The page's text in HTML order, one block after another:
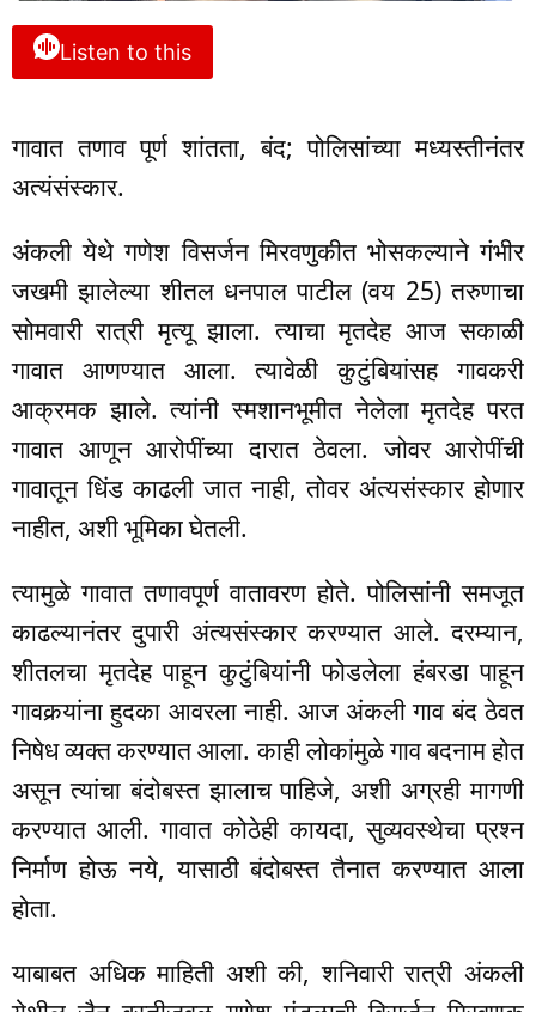
Listen to this
गावात तणाव पूर्ण शांतता, बंद; पोलिसांच्या मध्यस्तीनंतर
अत्यंसंस्कार.
अंकली येथे गणेश विसर्जन मिरवणुकीत भोसकल्याने गंभीर
जखमी झालेल्या शीतल धनपाल पाटील (वय 25) तरुणाचा
सोमवारी रात्री मृत्यू झाला. त्याचा मृतदेह आज सकाळी
गावात आणण्यात आला. त्यावेळी कुटुंबियांसह गावकरी
आक्रमक झाले. त्यांनी स्मशानभूमीत नेलेला मृतदेह परत
गावात आणून आरोपींच्या दारात ठेवला. जोवर आरोपींची
गावातून धिंड काढली जात नाही, तोवर अंत्यसंस्कार होणार
नाहीत, अशी भूमिका घेतली.
त्यामुळे गावात तणावपूर्ण वातावरण होते. पोलिसांनी समजूत
काढल्यानंतर दुपारी अंत्यसंस्कार करण्यात आले. दरम्यान,
शीतलचा मृतदेह पाहून कुटुंबियांनी फोडलेला हंबरडा पाहून
गावकर्‍यांना हुदका आवरला नाही. आज अंकली गाव बंद ठेवत
निषेध व्यक्त करण्यात आला. काही लोकांमुळे गाव बदनाम होत
असून त्यांचा बंदोबस्त झालाच पाहिजे, अशी अग्रही मागणी
करण्यात आली. गावात कोठेही कायदा, सुव्यवस्थेचा प्रश्न
निर्माण होऊ नये, यासाठी बंदोबस्त तैनात करण्यात आला
होता.
याबाबत अधिक माहिती अशी की, शनिवारी रात्री अंकली